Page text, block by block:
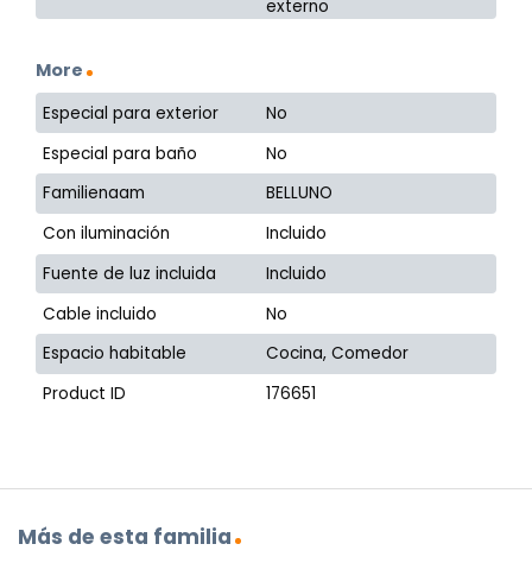
externo
More
Especial para exterior
No
Especial para baño
No
Familienaam
BELLUNO
Con iluminación
Incluido
Fuente de luz incluida
Incluido
Cable incluido
No
Espacio habitable
Cocina, Comedor
Product ID
176651
Más de esta familia